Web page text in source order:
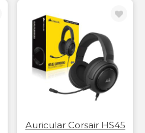
Auricular Corsair HS45